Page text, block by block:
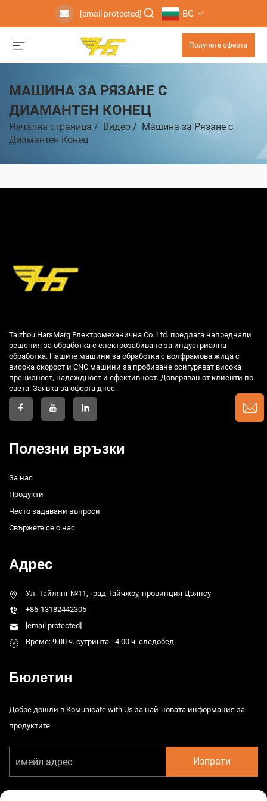
[email protected] BG
Получете оферта
МАШИНА ЗА РЯЗАНЕ С
ДИАМАНТЕН КОНЕЦ
Начална страница / Видео / Машина за Рязане с
Диамантен Конец
Taizhou HarsMarg Електромеханична Co. Ltd. предлага напреднали
решения за обработка с електрозабиване за индустриална
обработка. Нашите машини за обработка с волфрамова жица с
висока скорост и CNC машини за пробиване осигуряват висока
прецизност, надеждност и ефективност. Доверяван от клиенти по
света. Заявка за оферта днес.
Полезни връзки
За нас
Продукти
Често задавани въпроси
Свържете се с нас
Адрес
Ул. Тайлянг №11, град Тайчжоу, провинция Цзянсу
+86-13182442305
[email protected]
Време: 9.00 ч. сутринта - 4.00 ч. следобед
Бюлетин
Добре дошли в Комunicate with Us за най-новата информация за
продуктите
Изпрати